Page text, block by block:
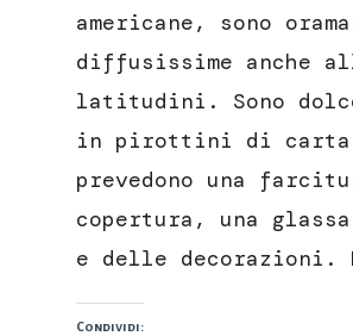
d’amore
americane, sono
diffusissime anche
latitudini. Sono
in pirottini di carta
prevedono una
copertura, una
e delle decorazioni.
Condividi: